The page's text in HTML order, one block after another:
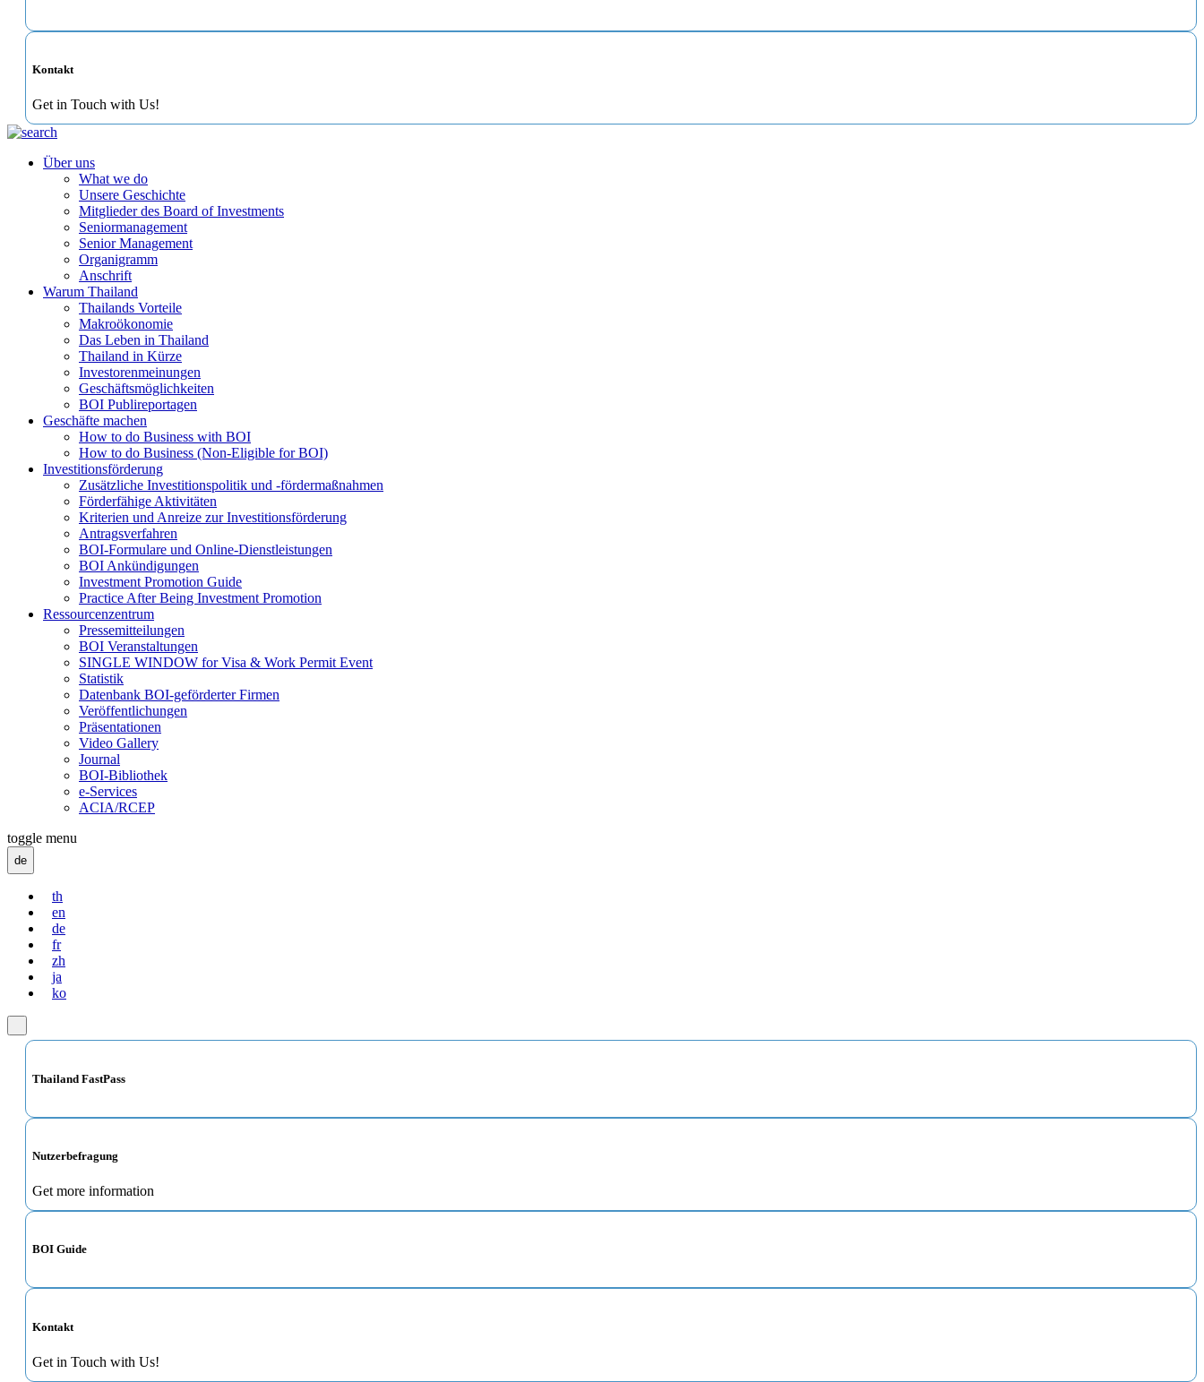
Kontakt
Get in Touch with Us!
Über uns
What we do
Unsere Geschichte
Mitglieder des Board of Investments
Seniormanagement
Senior Management
Organigramm
Anschrift
Warum Thailand
Thailands Vorteile
Makroökonomie
Das Leben in Thailand
Thailand in Kürze
Investorenmeinungen
Geschäftsmöglichkeiten
BOI Publireportagen
Geschäfte machen
How to do Business with BOI
How to do Business (Non-Eligible for BOI)
Investitionsförderung
Zusätzliche Investitionspolitik und -fördermaßnahmen
Förderfähige Aktivitäten
Kriterien und Anreize zur Investitionsförderung
Antragsverfahren
BOI-Formulare und Online-Dienstleistungen
BOI Ankündigungen
Investment Promotion Guide
Practice After Being Investment Promotion
Ressourcenzentrum
Pressemitteilungen
BOI Veranstaltungen
SINGLE WINDOW for Visa & Work Permit Event
Statistik
Datenbank BOI-geförderter Firmen
Veröffentlichungen
Präsentationen
Video Gallery
Journal
BOI-Bibliothek
e-Services
ACIA/RCEP
toggle menu
de
th
en
de
fr
zh
ja
ko
Thailand FastPass
Nutzerbefragung
Get more information
BOI Guide
Kontakt
Get in Touch with Us!